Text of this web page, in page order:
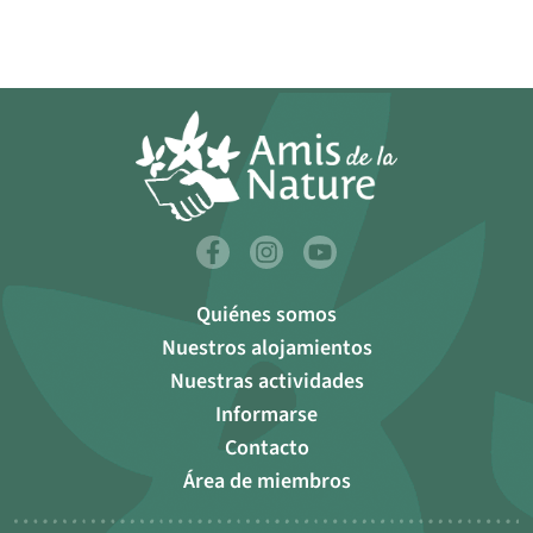
Quiénes somos
Nuestros alojamientos
Nuestras actividades
Informarse
Contacto
Área de miembros